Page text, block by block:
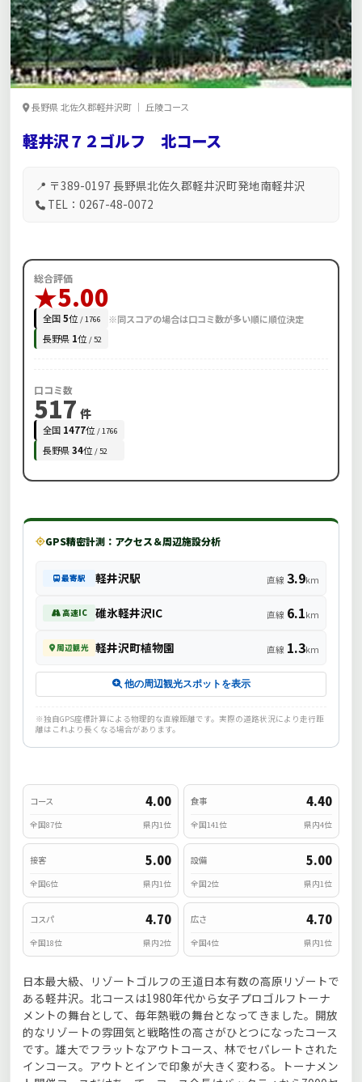
長野県 北佐久郡軽井沢町 ｜ 丘陵コース
軽井沢７２ゴルフ 北コース
📍 〒389-0197 長野県北佐久郡軽井沢町発地南軽井沢
TEL：0267-48-0072
総合評価
★5.00
全国5位 / 1766
長野県 1位 / 52
※同スコアの場合は口コミ数が多い順に順位決定
口コミ数
517 件
全国 1477位 / 1766
長野県34位 / 52
GPS精密計測：アクセス＆周辺施設分析
最寄駅 軽井沢駅 直線 3.9km
高速IC 碓氷軽井沢IC 直線 6.1km
周辺観光 軽井沢町植物園 直線 1.3km
他の周辺観光スポットを表示
※独自GPS座標計算による物理的な直線距離です。実際の道路状況により走行距
離はこれより長くなる場合があります。
コース 4.00
全国87位 県内1位
食事 4.40
全国141位 県内4位
接客 5.00
全国6位 県内1位
設備 5.00
全国2位 県内1位
コスパ 4.70
全国18位 県内2位
広さ 4.70
全国4位 県内1位
日本最大級、リゾートゴルフの王道日本有数の高原リゾートで
ある軽井沢。北コースは1980年代から女子プロゴルフトーナ
メントの舞台として、毎年熱戦の舞台となってきました。開放
的なリゾートの雰囲気と戦略性の高さがひとつになったコース
です。雄大でフラットなアウトコース、林でセパレートされた
インコース。アウトとインで印象が大きく変わる。トーナメン